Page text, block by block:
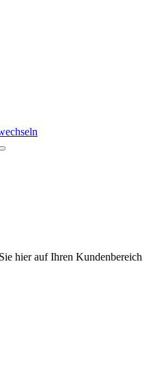
hier auf Ihren Kundenbereich